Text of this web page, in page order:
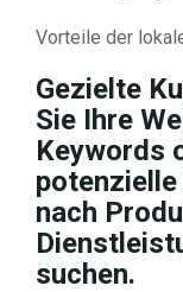
Vorteile der
Gezielte
Sie Ihre
Keywords
nach
suchen.